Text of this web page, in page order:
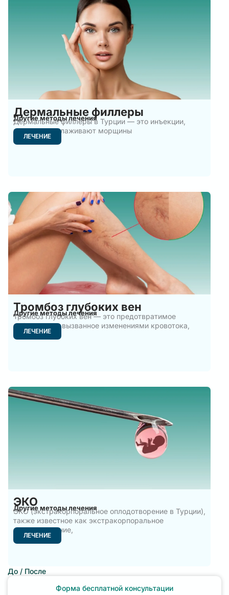
Дермальные филлеры
Другие методы лечения
Дермальные филлеры в Турции — это инъекции,
которые разглаживают морщины
ЛЕЧЕНИЕ
Тромбоз глубоких вен
Другие методы лечения
Тромбоз глубоких вен — это предотвратимое
заболевание, вызванное изменениями кровотока,
ЛЕЧЕНИЕ
ЭКО
Другие методы лечения
ЭКО (экстракорпоральное оплодотворение в Турции),
также известное как экстракорпоральное
оплодотворение,
ЛЕЧЕНИЕ
До / После
Форма бесплатной консультации